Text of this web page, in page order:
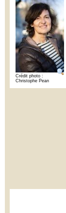
Crédit photo :
Christophe Pean